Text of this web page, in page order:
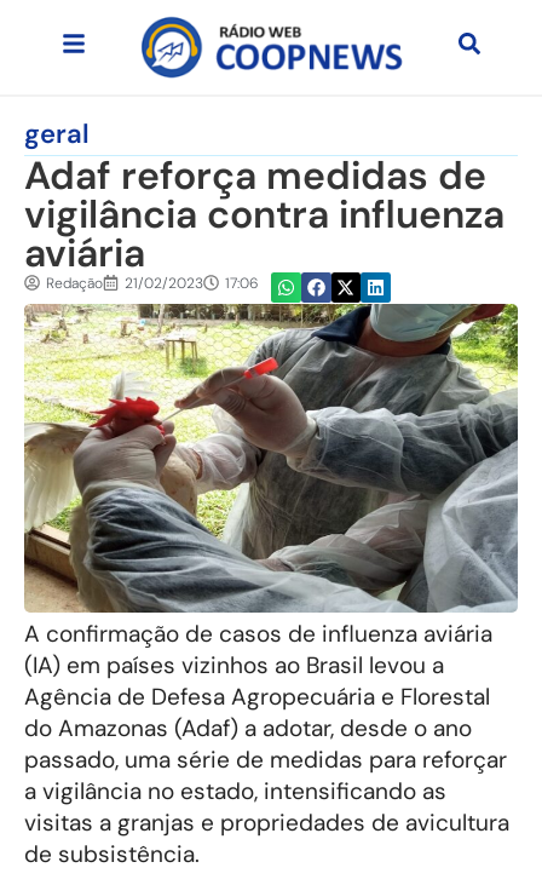
geral
Adaf reforça medidas de
vigilância contra influenza
aviária
Redação 21/02/2023 17:06
A confirmação de casos de influenza aviária
(IA) em países vizinhos ao Brasil levou a
Agência de Defesa Agropecuária e Florestal
do Amazonas (Adaf) a adotar, desde o ano
passado, uma série de medidas para reforçar
a vigilância no estado, intensificando as
visitas a granjas e propriedades de avicultura
de subsistência.